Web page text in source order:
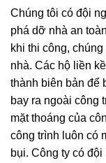
Chúng tôi có đội
phá dỡ nhà an
khi thi công,
nhà. Các hộ liền
thành biên bản để
bay ra ngoài công
mặt thoáng của
công trình luôn có
bụi. Công ty có